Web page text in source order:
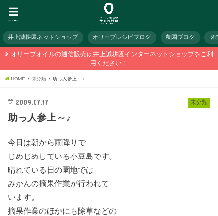
menu
井上誠耕園ネットショップ オリーブレシピブログ 農園ブログ メ
オリーブオイルの通信販売は井上誠耕園インターネットショップをご利
用ください！
HOME 未分類 助っ人参上～♪
未分類
2009.07.17
助っ人参上～♪
今日は朝から雨降りで
じめじめしている小豆島です。
晴れている日の園地では
みかんの摘果作業が行われて
います。
摘果作業のほかにも除草などの